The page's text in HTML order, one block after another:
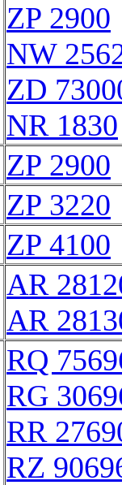
ZP 2900
NW
ZD
NR 1830
ZP 2900
ZP 3220
ZP 4100
AR
AR
RQ
RG
RR
RZ